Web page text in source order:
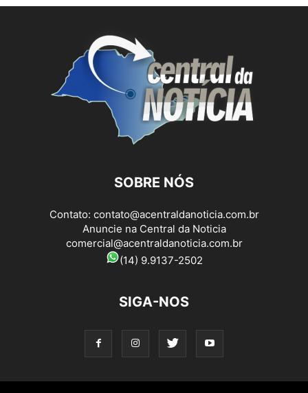
SOBRE NÓS
Contato: contato@acentraldanoticia.com.br
Anuncie na Central da Noticia
comercial@acentraldanoticia.com.br
(14) 9.9137-2502
SIGA-NOS